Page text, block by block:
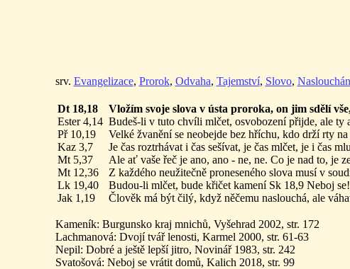
srv. Evangelizace, Prorok, Odvaha, Tajemství, Slovo,
Dt 18,18
Ester 4,14
Př 10,19
Kaz 3,7
Mt 5,37
Mt 12,36
Lk 19,40
Jak 1,19
Vložím svoje slova v ústa proroka, on jim sdělí
Budeš-li v tuto chvíli mlčet, osvobození přijde, ale ty
Velké žvanění se neobejde bez hříchu, kdo drží rty
Je čas roztrhávat i čas sešívat, je čas mlčet, je i čas
Ale ať vaše řeč je ano, ano - ne, ne. Co je nad to,
Z každého neužitečně proneseného slova musí v
Budou-li mlčet, bude křičet kamení Sk 18,9 Neboj
Člověk má být čilý, když něčemu naslouchá, ale
Kameník: Burgunsko kraj mnichů, Vyšehrad 2002, str. 172
Lachmanová: Dvojí tvář lenosti, Karmel 2000, str. 61-63
Nepil: Dobré a ještě lepší jitro, Novinář 1983, str. 242
Svatošová: Neboj se vrátit domů, Kalich 2018, str. 99